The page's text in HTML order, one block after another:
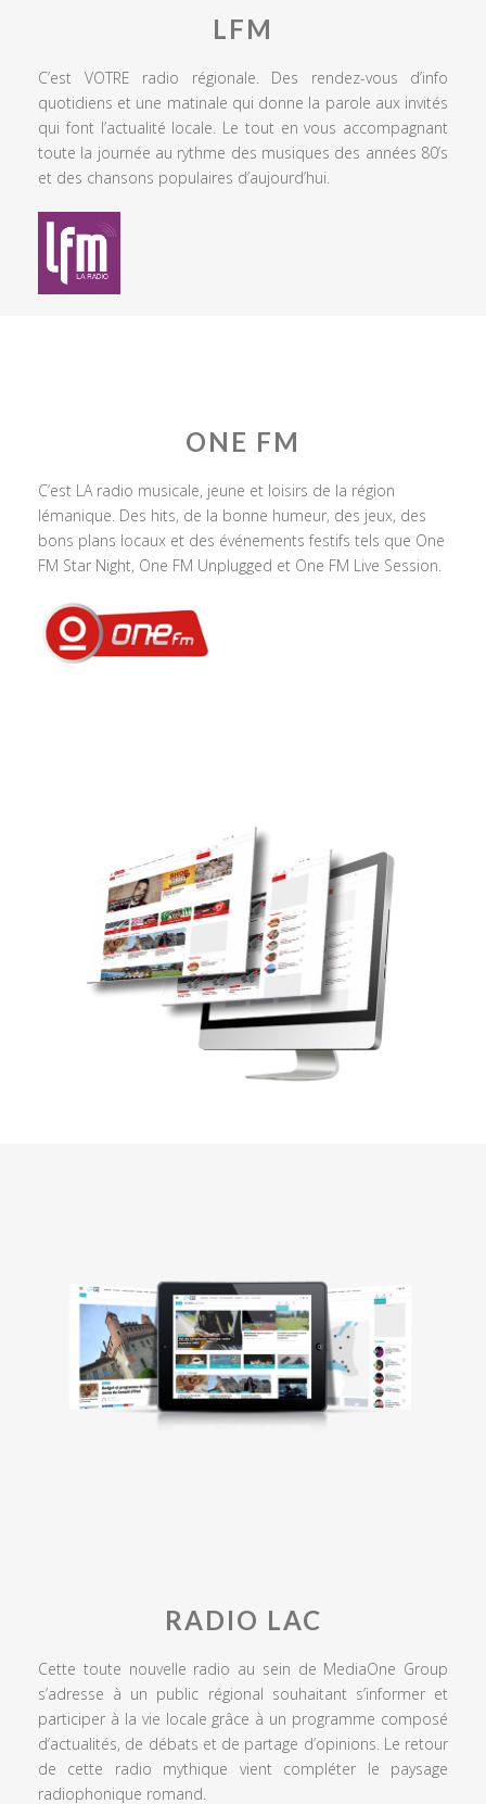
LFM
C’est VOTRE radio régionale. Des rendez-vous d’info
quotidiens et une matinale qui donne la parole aux invités
qui font l’actualité locale. Le tout en vous accompagnant
toute la journée au rythme des musiques des années 80’s
et des chansons populaires d’aujourd’hui.
ONE FM
C’est LA radio musicale, jeune et loisirs de la région
lémanique. Des hits, de la bonne humeur, des jeux, des
bons plans locaux et des événements festifs tels que One
FM Star Night, One FM Unplugged et One FM Live Session.
RADIO LAC
Cette toute nouvelle radio au sein de MediaOne Group
s’adresse à un public régional souhaitant s’informer et
participer à la vie locale grâce à un programme composé
d’actualités, de débats et de partage d’opinions. Le retour
de cette radio mythique vient compléter le paysage
radiophonique romand.